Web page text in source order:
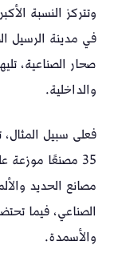
وتتركز النسبة
في مدينة الرسيل
صحار الصناعية،
والداخلية.
35 مصنعًا
مصانع الحديد
الصناعي، فيما
والأسمدة.